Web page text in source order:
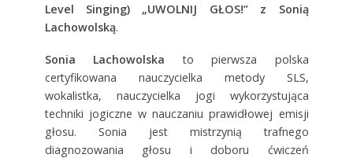
Level Singing) „UWOLNIJ GŁOS!” z Sonią
Lachowolską.
Sonia Lachowolska to pierwsza polska
certyfikowana nauczycielka metody SLS,
wokalistka, nauczycielka jogi wykorzystująca
techniki jogiczne w nauczaniu prawidłowej emisji
głosu. Sonia jest mistrzynią trafnego
diagnozowania głosu i doboru ćwiczeń